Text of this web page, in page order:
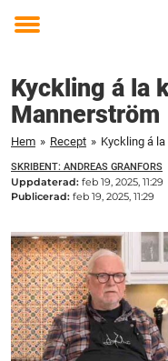
Toggle
Kyckling á la
Mannerström
Hem » Recept » Kyckling á
SKRIBENT: ANDREAS GRANFORS
Uppdaterad: feb 19, 2025, 11:29
Publicerad: feb 19, 2025, 11:29